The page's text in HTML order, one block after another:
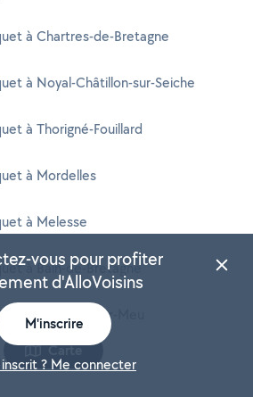
à Chartres-de-Bretagne
à Noyal-Châtillon-sur-Seiche
à Thorigné-Fouillard
à Mordelles
à Melesse
à Bain-de-Bretagne
à Montfort-sur-Meu
à Cancale
Carte
vous pour profiter
d'AlloVoisins
M'inscrire
? Me connecter